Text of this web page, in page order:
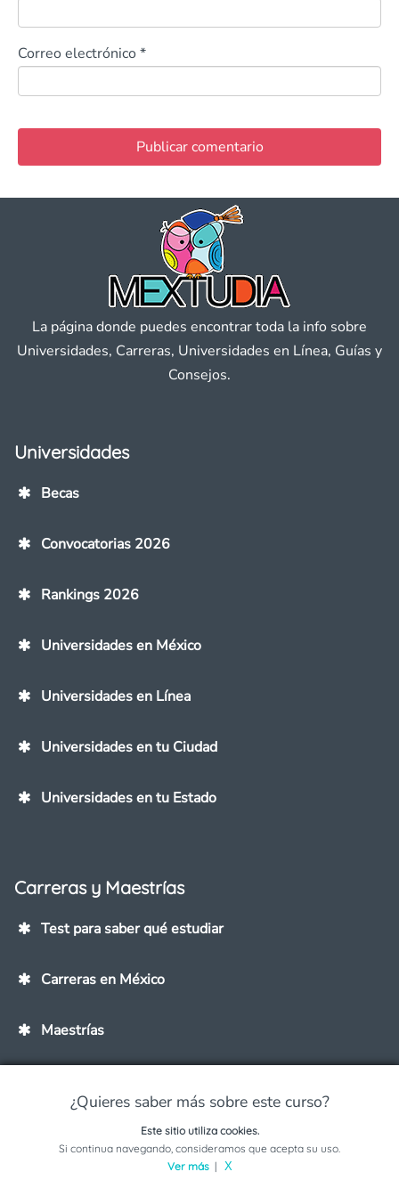
Correo electrónico *
¿Quieres saber más sobre este curso?
Solicita información sobre este programa
La página donde puedes encontrar toda la info sobre
Universidades, Carreras, Universidades en Línea, Guías y
Consejos.
Universidades
Becas
Convocatorias 2026
Rankings 2026
Universidades en México
Universidades en Línea
Universidades en tu Ciudad
Universidades en tu Estado
Carreras y Maestrías
Test para saber qué estudiar
Carreras en México
Maestrías
Este sitio utiliza cookies.
Si continua navegando, consideramos que acepta su uso.
Ver más| X